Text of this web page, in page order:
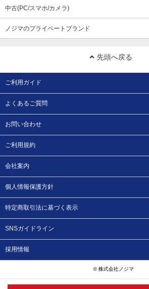
中古(PC/スマホ/カメラ)
ノジマのプライベートブランド
先頭へ戻る
ご利用ガイド
よくあるご質問
お問い合わせ
ご利用規約
会社案内
個人情報保護方針
特定商取引法に基づく表示
SNSガイドライン
採用情報
© 株式会社ノジマ